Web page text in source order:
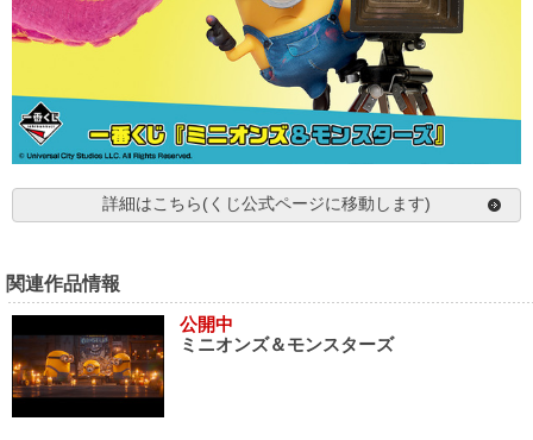
詳細はこちら(くじ公式ページに移動します)
関連作品情報
公開中
ミニオンズ＆モンスターズ